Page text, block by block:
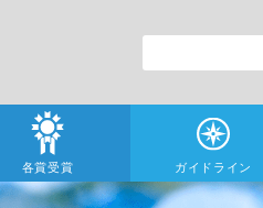
各賞受賞 ガイドライン